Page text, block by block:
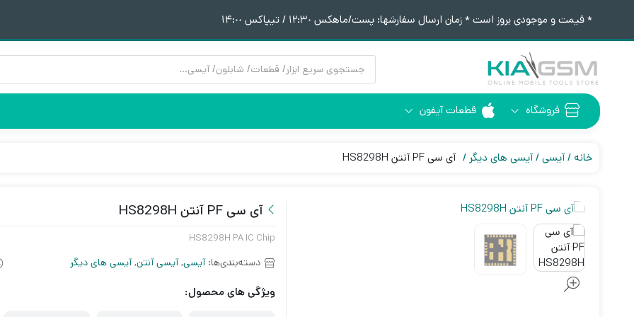
* قیمت و موجودی بروز است * زمان ارسال سفارشها: پست/ماهکس ١٢:٣٠ / تیپاکس ١۴:٠٠
جستجوی
محصولات
فروشگاه
ابزار لحیم کاری
قطعات آیفون
آیفون 6 خانه آیسی آیسی های دیگر آی سی PF آنتن HS8298H
آی سی PF آنتن HS8298H
HS8298H PA IC Chip
دسته‌بندی‌ها:آیسی,آیسی آنتن,آیسی های دیگر
ویژگی های محصول: